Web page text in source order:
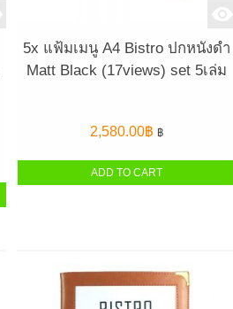
5x แฟ้มเมนู A4 Bistro ปกหนังดำ
Matt Black (17views) set 5เล่ม
2,580.00฿ ฿
ADD TO CART